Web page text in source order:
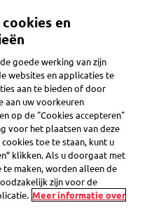
zendingen
en
goede werking van zijn
websites en applicaties te
aan te bieden of door
aan uw voorkeuren
op de "Cookies accepteren"
voor het plaatsen van deze
toe te staan, kunt u
klikken. Als u doorgaat met
te maken, worden alleen de
zijn voor de
Meer informatie over